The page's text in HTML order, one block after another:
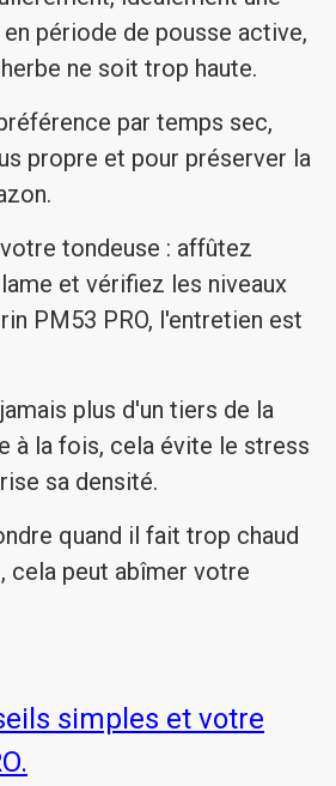
période de pousse active,
ne soit trop haute.
par temps sec,
propre et pour préserver la
tondeuse : affûtez
et vérifiez les niveaux
PM53 PRO, l'entretien est
plus d'un tiers de la
à la fois, cela évite le stress
sa densité.
quand il fait trop chaud
cela peut abîmer votre
simples et votre